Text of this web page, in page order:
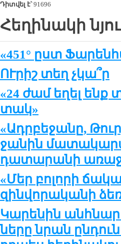
Դիտվել է՝91696
Հեղինակի
«451° ըստ
ՈՒրիշ տեղ չկա՞ր
«24 ժամ ե­ղել
տակ»
«Ադր­բե­ջա­նը,
ջա­նին
դա­տա­րա­նի
«Մեր բո­լո­րի
զին­վո­րա­կա­նի
Կա­րե­նին անհ­նար
նե­րը նրան